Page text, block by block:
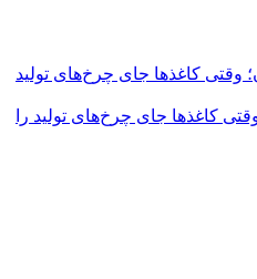
کاغذها جای چرخ‌های تولید را